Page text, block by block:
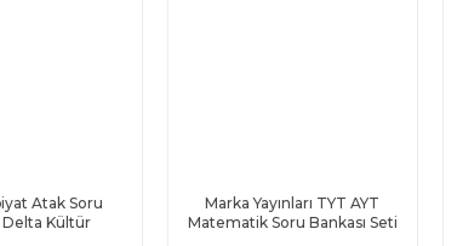
Atak Soru
Delta Kültür
Marka Yayınları TYT AYT
Matematik Soru Bankası Seti